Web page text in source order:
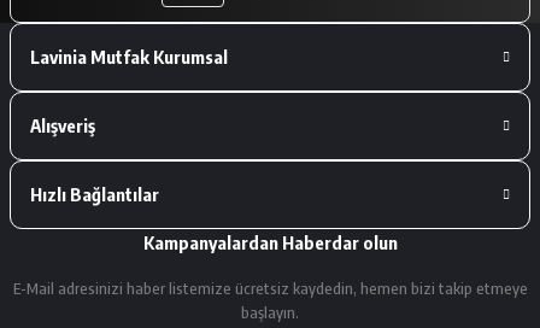
Deneyimini Paylaş
Lavinia Mutfak Kurumsal
Alışveriş
Hızlı Bağlantılar
Kampanyalardan Haberdar olun
E-Mail adresinizi haber listemize ücretsiz kaydedin, hemen bizi takip etmeye
başlayın.